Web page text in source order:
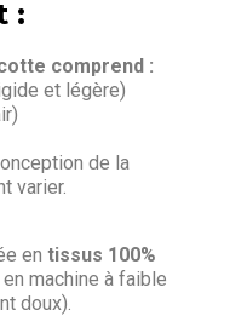
:
comprend :
et légère)
de la
varier.
en tissus 100%
machine à faible
doux).